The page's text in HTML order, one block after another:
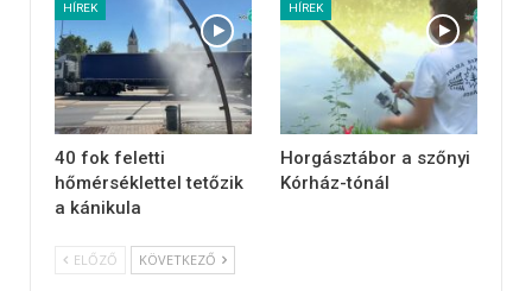
HÍREK
40 fok feletti
hőmérséklettel tetőzik
a kánikula
HÍREK
Horgásztábor a szőnyi
Kórház-tónál
ELŐZŐ KÖVETKEZŐ